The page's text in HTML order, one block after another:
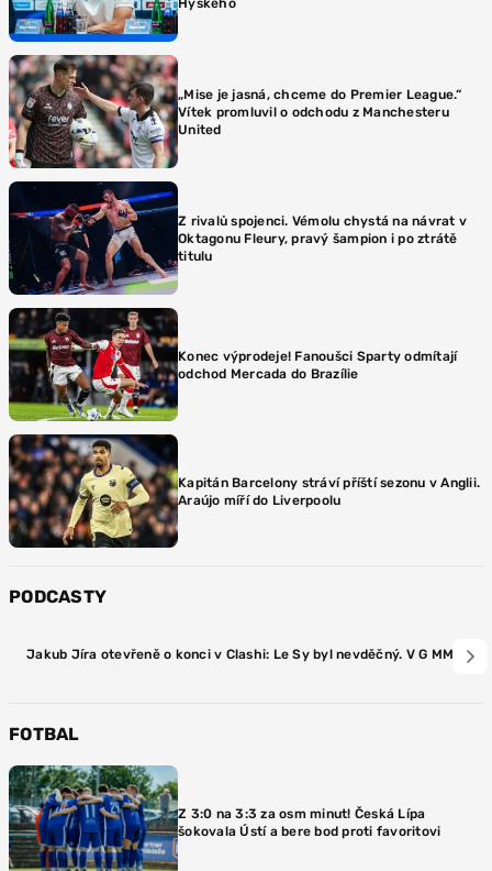
„Mise je jasná, chceme do Premier League.“
Vítek promluvil o odchodu z Manchesteru
United
Z rivalů spojenci. Vémolu chystá na návrat v
Oktagonu Fleury, pravý šampion i po ztrátě
titulu
Konec výprodeje! Fanoušci Sparty odmítají
odchod Mercada do Brazílie
Kapitán Barcelony stráví příští sezonu v Anglii.
Araújo míří do Liverpoolu
PODCASTY
Jakub Jíra otevřeně o konci v Clashi: Le Sy byl nevděčný. V G MMA
FOTBAL
Z 3:0 na 3:3 za osm minut! Česká Lípa
šokovala Ústí a bere bod proti favoritovi